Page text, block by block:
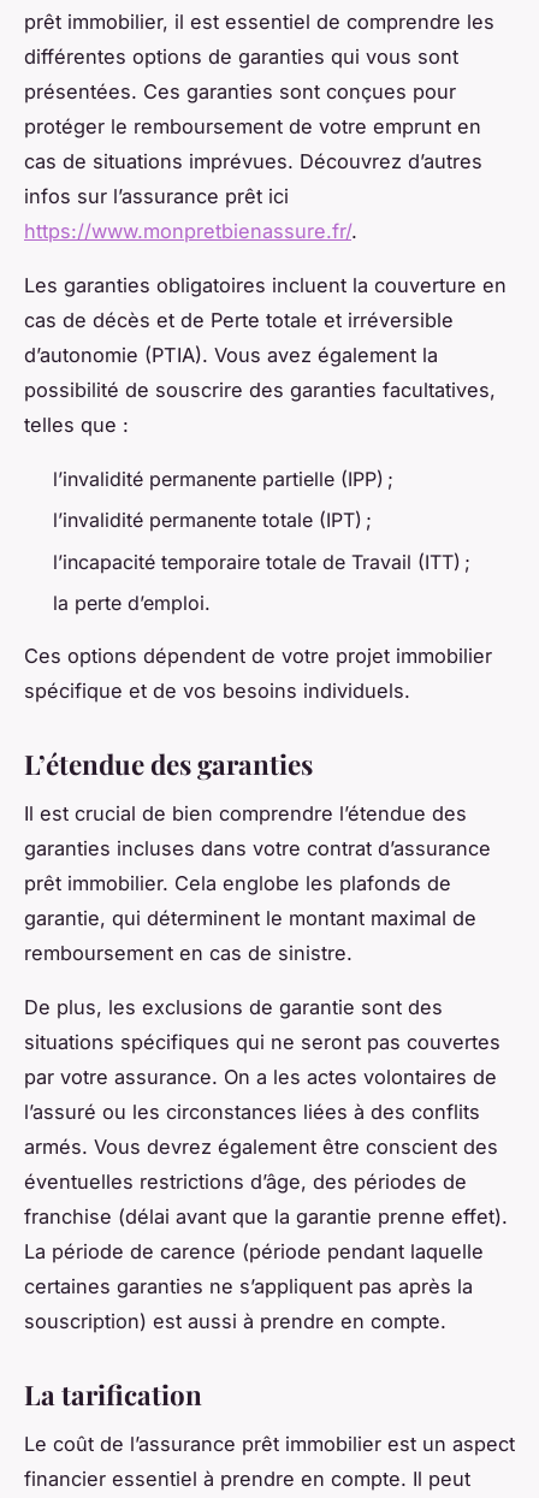
prêt immobilier, il est essentiel de comprendre les
différentes options de garanties qui vous sont
présentées. Ces garanties sont conçues pour
protéger le remboursement de votre emprunt en
cas de situations imprévues. Découvrez d’autres
infos sur l’assurance prêt ici
https://www.monpretbienassure.fr/.
Les garanties obligatoires incluent la couverture en
cas de décès et de Perte totale et irréversible
d’autonomie (PTIA). Vous avez également la
possibilité de souscrire des garanties facultatives,
telles que :
l’invalidité permanente partielle (IPP) ;
l’invalidité permanente totale (IPT) ;
l’incapacité temporaire totale de Travail (ITT) ;
la perte d’emploi.
Ces options dépendent de votre projet immobilier
spécifique et de vos besoins individuels.
L’étendue des garanties
Il est crucial de bien comprendre l’étendue des
garanties incluses dans votre contrat d’assurance
prêt immobilier. Cela englobe les plafonds de
garantie, qui déterminent le montant maximal de
remboursement en cas de sinistre.
De plus, les exclusions de garantie sont des
situations spécifiques qui ne seront pas couvertes
par votre assurance. On a les actes volontaires de
l’assuré ou les circonstances liées à des conflits
armés. Vous devrez également être conscient des
éventuelles restrictions d’âge, des périodes de
franchise (délai avant que la garantie prenne effet).
La période de carence (période pendant laquelle
certaines garanties ne s’appliquent pas après la
souscription) est aussi à prendre en compte.
La tarification
Le coût de l’assurance prêt immobilier est un aspect
financier essentiel à prendre en compte. Il peut